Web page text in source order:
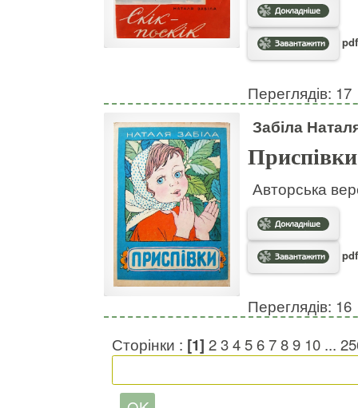
Переглядів: 17
Забіла
Приспівки
Авторська
Переглядів: 16
Сторінки : [1] 23456789 10 ...